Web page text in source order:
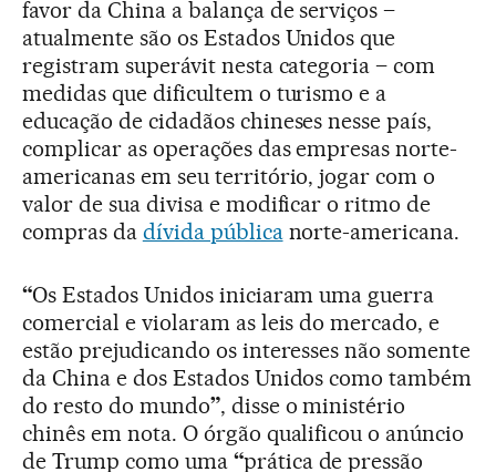
favor da China a balança de serviços –
atualmente são os Estados Unidos que
registram superávit nesta categoria – com
medidas que dificultem o turismo e a
educação de cidadãos chineses nesse país,
complicar as operações das empresas norte-
americanas em seu território, jogar com o
valor de sua divisa e modificar o ritmo de
compras da dívida públicanorte-americana.
“Os Estados Unidos iniciaram uma guerra
comercial e violaram as leis do mercado, e
estão prejudicando os interesses não somente
da China e dos Estados Unidos como também
do resto do mundo”, disse o ministério
chinês em nota. O órgão qualificou o anúncio
de Trump como uma “prática de pressão